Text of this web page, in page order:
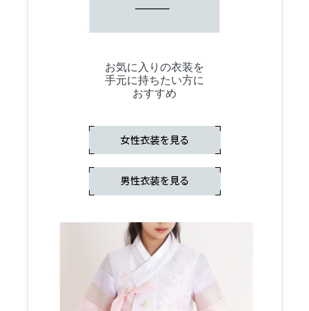
お気に入りの衣装を
手元に持ちたい方に
おすすめ